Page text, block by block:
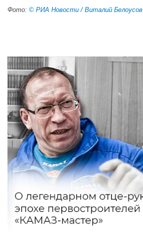
Фото: © РИА Новости / Виталий Белоусов